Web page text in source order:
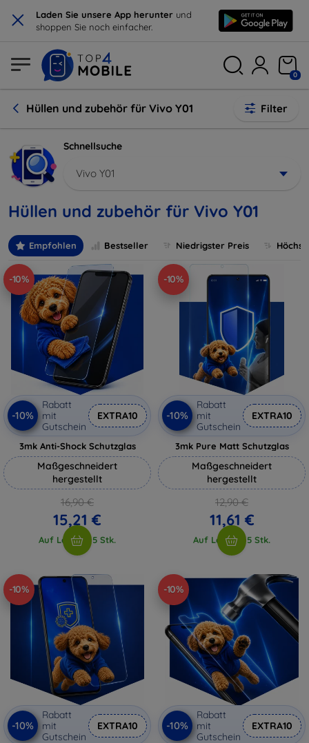
× Laden Sie unsere App herunter und
shoppen Sie noch einfacher.
0
Hüllen und zubehör für Vivo Y01 Filter
Schnellsuche
Vivo Y01
Hüllen und zubehör für Vivo Y01
Empfohlen Bestseller Niedrigster Preis
-10%
-10%
Rabatt
mit
Gutschein
EXTRA10
3mk Anti-Shock Schutzglas
Maßgeschneidert
hergestellt
16,90 €
15,21 €
Auf Lager > 5 Stk.
-10%
-10%
Rabatt
mit
Gutschein
EXTRA10
3mk Pure Matt Schutzglas
Maßgeschneidert
hergestellt
12,90 €
11,61 €
Auf Lager > 5 Stk.
-10%
-10%
Rabatt
mit
Gutschein
EXTRA10
-10%
-10%
Rabatt
mit
Gutschein
EXTRA10